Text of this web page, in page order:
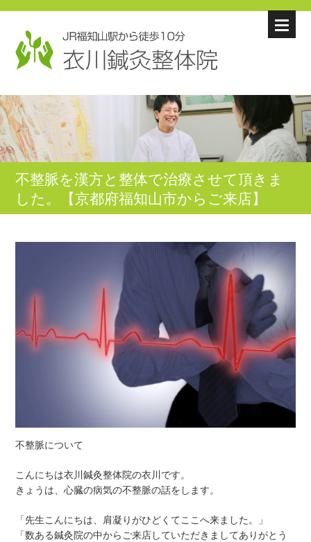
不整脈を漢方と整体で治療させて頂きま
した。【京都府福知山市からご来店】
不整脈について
こんにちは衣川鍼灸整体院の衣川です。
きょうは、心臓の病気の不整脈の話をします。
「先生こんにちは、肩凝りがひどくてここへ来ました。」
「数ある鍼灸院の中からご来店していただきましてありがとう